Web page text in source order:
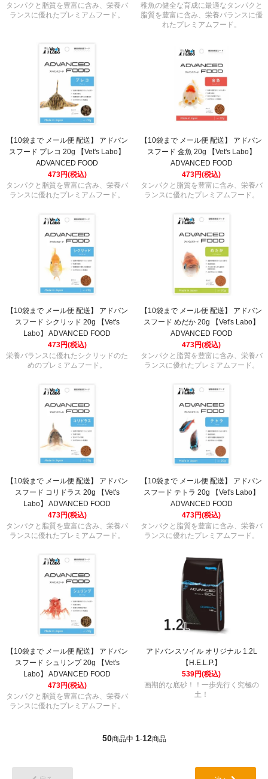
タンパクと脂質を豊富に含み、栄養バ
ランスに優れたプレミアムフード。
稚魚の健全な育成に最適なタンパクと
脂質を豊富に含み、栄養バランスに優
れたプレミアムフード。
【10袋まで メール便 配送】 アドバン
スフード プレコ 20g 【Vet's Labo】
ADVANCED FOOD
473円(税込)
タンパクと脂質を豊富に含み、栄養バ
ランスに優れたプレミアムフード。
【10袋まで メール便 配送】 アドバン
スフード 金魚 20g 【Vet's Labo】
ADVANCED FOOD
473円(税込)
タンパクと脂質を豊富に含み、栄養バ
ランスに優れたプレミアムフード。
【10袋まで メール便 配送】 アドバン
スフード シクリッド 20g 【Vet's
Labo】 ADVANCED FOOD
473円(税込)
栄養バランスに優れたシクリッドのた
めのプレミアムフード。
【10袋まで メール便 配送】 アドバン
スフード めだか 20g 【Vet's Labo】
ADVANCED FOOD
473円(税込)
タンパクと脂質を豊富に含み、栄養バ
ランスに優れたプレミアムフード。
【10袋まで メール便 配送】 アドバン
スフード コリドラス 20g 【Vet's
Labo】 ADVANCED FOOD
473円(税込)
タンパクと脂質を豊富に含み、栄養バ
ランスに優れたプレミアムフード。
【10袋まで メール便 配送】 アドバン
スフード テトラ 20g 【Vet's Labo】
ADVANCED FOOD
473円(税込)
タンパクと脂質を豊富に含み、栄養バ
ランスに優れたプレミアムフード。
【10袋まで メール便 配送】 アドバン
スフード シュリンプ 20g 【Vet's
Labo】 ADVANCED FOOD
473円(税込)
タンパクと脂質を豊富に含み、栄養バ
ランスに優れたプレミアムフード。
アドバンスソイル オリジナル 1.2L
【H.E.L.P.】
539円(税込)
画期的な底砂！！一歩先行く究極の
土！
50商品中 1-12商品